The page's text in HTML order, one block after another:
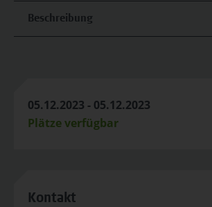
Beschreibung
05.12.2023 - 05.12.2023
Plätze verfügbar
Kontakt